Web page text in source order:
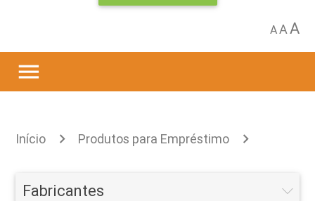
AAA
menu
Início Produtos para Empréstimo
Fabricantes